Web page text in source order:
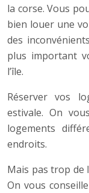
la corse. Vous
bien louer une
des
plus important
l’île.
Réserver vos
estivale. On
logements
endroits.
Mais pas trop de
On vous